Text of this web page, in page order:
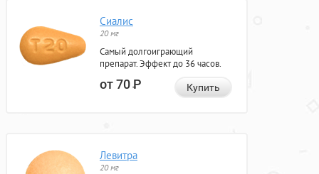
Сиалис
20 мг
Самый долгоиграющий
препарат. Эффект до 36 часов.
от 70Р Купить
Левитра
20 мг